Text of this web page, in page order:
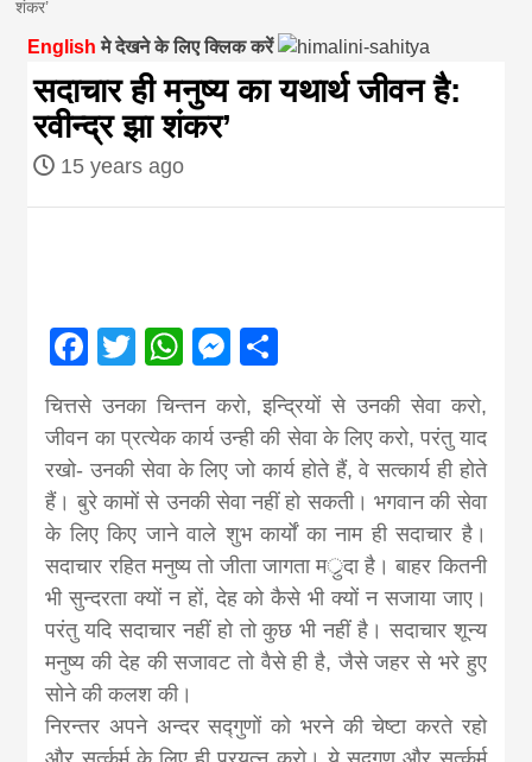
magazine of
Nepal brings
news in hindi
news,
khabar
शंकर’
English मे देखने के लिए क्लिक करें
सदाचार ही मनुष्य का यथार्थ जीवन है:
रवीन्द्र झा शंकर’
15 years ago
Facebook
TwitterWhatsApp
Messenger
चित्तसे उनका चिन्तन करो, इन्द्रियों से उनकी सेवा करो,
जीवन का प्रत्येक कार्य उन्ही की सेवा के लिए करो, परंतु याद
रखो- उनकी सेवा के लिए जो कार्य होते हैं, वे सत्कार्य ही होते
हैं। बुरे कामों से उनकी सेवा नहीं हो सकती। भगवान की सेवा
के लिए किए जाने वाले शुभ कार्यों का नाम ही सदाचार है।
सदाचार रहित मनुष्य तो जीता जागता मर्ुदा है। बाहर कितनी
भी सुन्दरता क्यों न हों, देह को कैसे भी क्यों न सजाया जाए।
परंतु यदि सदाचार नहीं हो तो कुछ भी नहीं है। सदाचार शून्य
मनुष्य की देह की सजावट तो वैसे ही है, जैसे जहर से भरे हुए
सोने की कलश की।
निरन्तर अपने अन्दर सद्गुणों को भरने की चेष्टा करते रहो